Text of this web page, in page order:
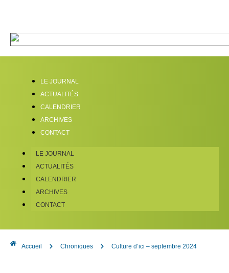
LE JOURNAL
ACTUALITÉS
CALENDRIER
ARCHIVES
CONTACT
LE JOURNAL
ACTUALITÉS
CALENDRIER
ARCHIVES
CONTACT
Accueil Chroniques Culture d’ici – septembre 2024